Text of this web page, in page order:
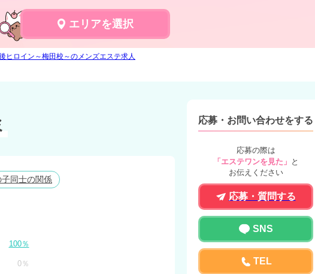
エリアを選択
ヒロイン～梅田校～のメンズエステ求人
応募・お問い合わせをする
応募の際は
「エステワンを見た」 と
お伝えください
応募・質問する
SNS
TEL
同士の関係
100％
0％